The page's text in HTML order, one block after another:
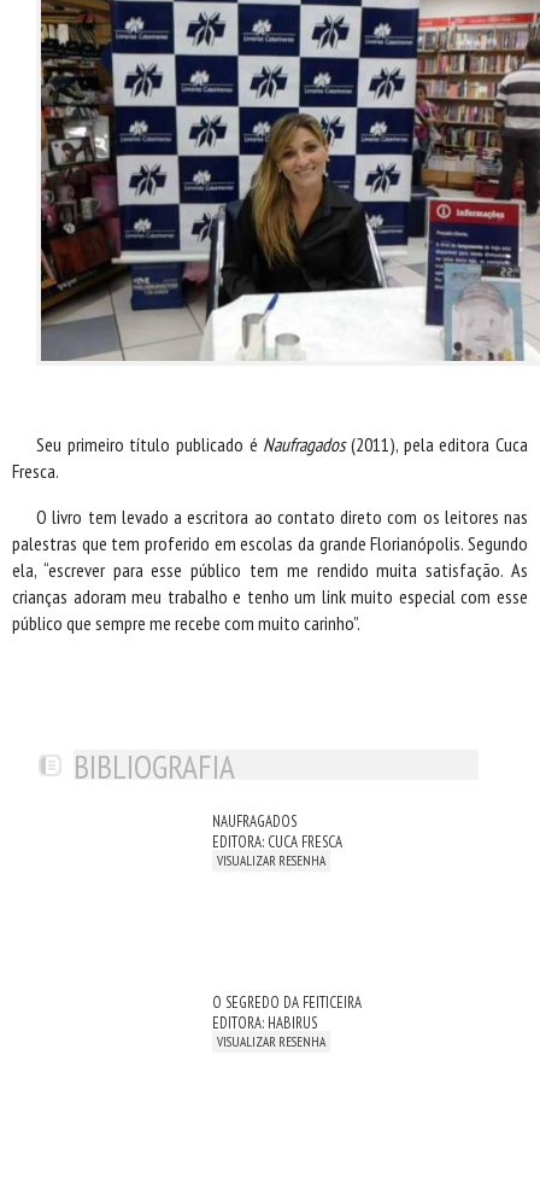
Seu primeiro título publicado é Naufragados(2011), pela editora Cuca
Fresca.
O livro tem levado a escritora ao contato direto com os leitores nas
palestras que tem proferido em escolas da grande Florianópolis. Segundo
ela, “escrever para esse público tem me rendido muita satisfação. As
crianças adoram meu trabalho e tenho um link muito especial com esse
público que sempre me recebe com muito carinho”.
BIBLIOGRAFIA
NAUFRAGADOS
EDITORA: CUCA FRESCA
VISUALIZAR RESENHA
O SEGREDO DA FEITICEIRA
EDITORA: HABIRUS
VISUALIZAR RESENHA